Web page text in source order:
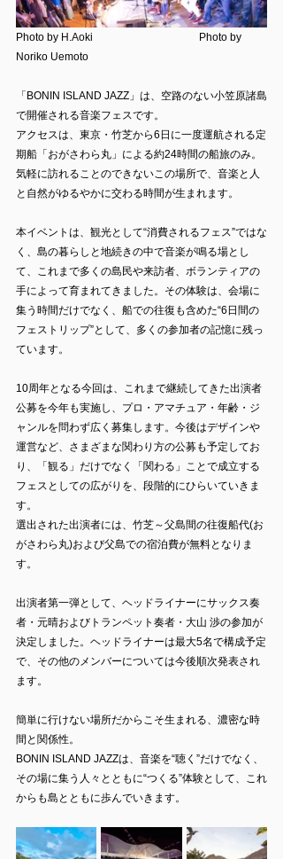
Photo by H.Aoki　　　　　　　　　　Photo by
Noriko Uemoto
「BONIN ISLAND JAZZ」は、空路のない小笠原諸島
で開催される音楽フェスです。
アクセスは、東京・竹芝から6日に一度運航される定
期船「おがさわら丸」による約24時間の船旅のみ。
気軽に訪れることのできないこの場所で、音楽と人
と自然がゆるやかに交わる時間が生まれます。
本イベントは、観光として“消費されるフェス”ではな
く、島の暮らしと地続きの中で音楽が鳴る場とし
て、これまで多くの島民や来訪者、ボランティアの
手によって育まれてきました。その体験は、会場に
集う時間だけでなく、船での往復も含めた“6日間の
フェストリップ”として、多くの参加者の記憶に残っ
ています。
10周年となる今回は、これまで継続してきた出演者
公募を今年も実施し、プロ・アマチュア・年齢・ジ
ャンルを問わず広く募集します。今後はデザインや
運営など、さまざまな関わり方の公募も予定してお
り、「観る」だけでなく「関わる」ことで成立する
フェスとしての広がりを、段階的にひらいていきま
す。
選出された出演者には、竹芝～父島間の往復船代(お
がさわら丸)および父島での宿泊費が無料となりま
す。
出演者第一弾として、ヘッドライナーにサックス奏
者・元晴およびトランペット奏者・大山 渉の参加が
決定しました。ヘッドライナーは最大5名で構成予定
で、その他のメンバーについては今後順次発表され
ます。
簡単に行けない場所だからこそ生まれる、濃密な時
間と関係性。
BONIN ISLAND JAZZは、音楽を“聴く”だけでなく、
その場に集う人々とともに“つくる”体験として、これ
からも島とともに歩んでいきます。